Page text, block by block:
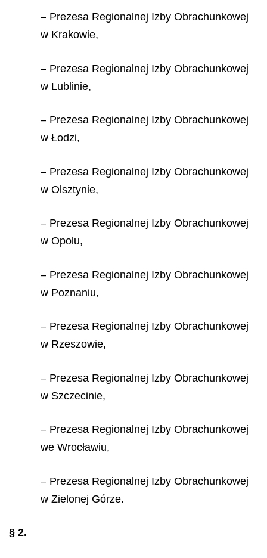
– Prezesa Regionalnej Izby Obrachunkowej
w Krakowie,
– Prezesa Regionalnej Izby Obrachunkowej
w Lublinie,
– Prezesa Regionalnej Izby Obrachunkowej
w Łodzi,
– Prezesa Regionalnej Izby Obrachunkowej
w Olsztynie,
– Prezesa Regionalnej Izby Obrachunkowej
w Opolu,
– Prezesa Regionalnej Izby Obrachunkowej
w Poznaniu,
– Prezesa Regionalnej Izby Obrachunkowej
w Rzeszowie,
– Prezesa Regionalnej Izby Obrachunkowej
w Szczecinie,
– Prezesa Regionalnej Izby Obrachunkowej
we Wrocławiu,
– Prezesa Regionalnej Izby Obrachunkowej
w Zielonej Górze.
§ 2.